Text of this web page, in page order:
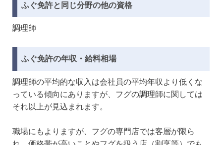
ふぐ免許と同じ分野の他の資格
調理師
ふぐ免許の年収・給料相場
調理師の平均的な収入は会社員の平均年収より低くな
っている傾向にありますが、フグの調理師に関しては
それ以上が見込まれます。
職場にもよりますが、フグの専門店では客層が限ら